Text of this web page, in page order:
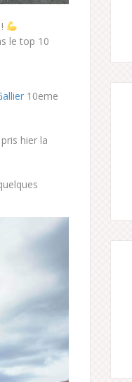
le top 10
10eme
hier la